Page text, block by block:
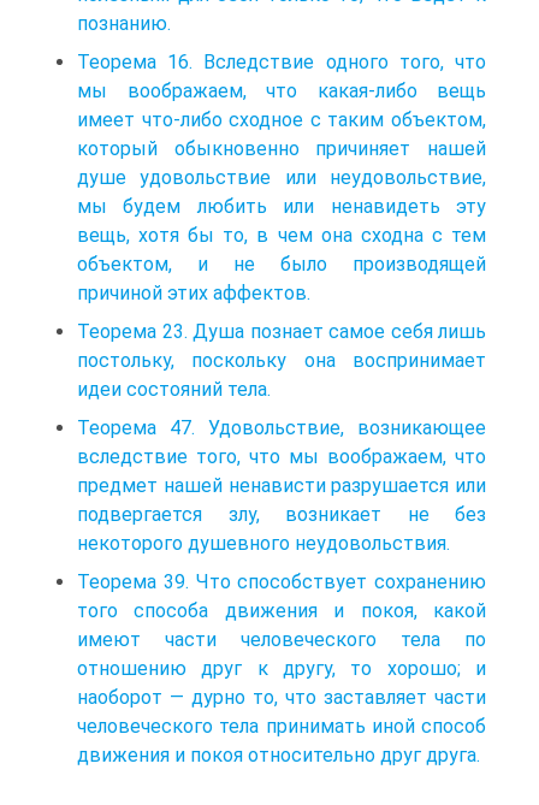
познанию.
Теорема 16. Вследствие одного того, что
мы воображаем, что какая-либо вещь
имеет что-либо сходное с таким объектом,
который обыкновенно причиняет нашей
душе удовольствие или неудовольствие,
мы будем любить или ненавидеть эту
вещь, хотя бы то, в чем она сходна с тем
объектом, и не было производящей
причиной этих аффектов.
Теорема 23. Душа познает самое себя лишь
постольку, поскольку она воспринимает
идеи состояний тела.
Теорема 47. Удовольствие, возникающее
вследствие того, что мы воображаем, что
предмет нашей ненависти разрушается или
подвергается злу, возникает не без
некоторого душевного неудовольствия.
Теорема 39. Что способствует сохранению
того способа движения и покоя, какой
имеют части человеческого тела по
отношению друг к другу, то хорошо; и
наоборот — дурно то, что заставляет части
человеческого тела принимать иной способ
движения и покоя относительно друг друга.